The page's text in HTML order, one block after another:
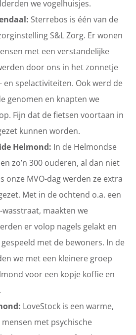
we vogelhuisjes.
Sterrebos is één van de
S&L Zorg. Er wonen
met een verstandelijke
door ons in het zonnetje
en spelactiviteiten. Ook werd de
genomen en knapten we
Fijn dat de fietsen voortaan in
kunnen worden.
Helmond: In de Helmondse
zo’n 300 ouderen, al dan niet
onze MVO-dag werden ze extra
Met in de ochtend o.a. een
maakten we
er volop nagels gelakt en
met de bewoners. In de
we met een kleinere groep
voor een kopje koffie en
LoveStock is een warme,
met psychische